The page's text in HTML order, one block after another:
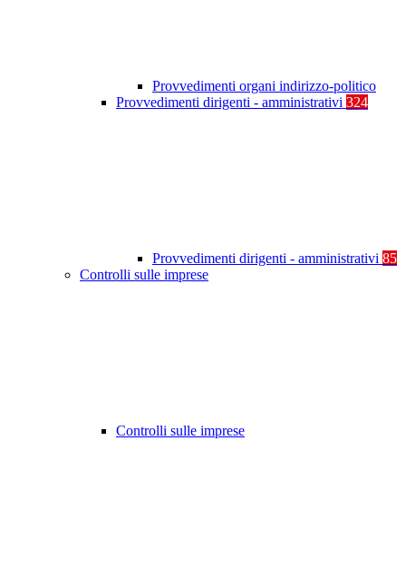
Provvedimenti organi indirizzo-politico
Provvedimenti dirigenti - amministrativi 324
Provvedimenti dirigenti - amministrativi 85
Controlli sulle imprese
Controlli sulle imprese